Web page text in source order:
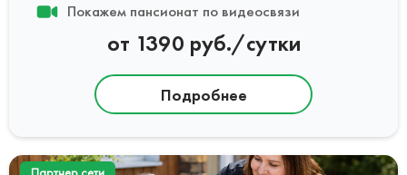
Покажем пансионат по видеосвязи
от 1390 руб./сутки
Подробнее